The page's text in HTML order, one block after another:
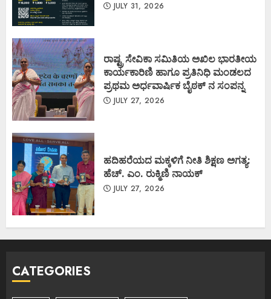
JULY 31, 2026
ರಾಷ್ಟ್ರ ಸೇವಿಕಾ ಸಮಿತಿಯ ಅಖಿಲ ಭಾರತೀಯ
ಕಾರ್ಯಕಾರಿಣಿ ಹಾಗೂ ಪ್ರತಿನಿಧಿ ಮಂಡಲದ
ಪ್ರಥಮ ಅರ್ಧವಾರ್ಷಿಕ ಬೈಠಕ್ ನ ಸಂಪನ್ನ
JULY 27, 2026
ಹದಿಹರೆಯದ ಮಕ್ಕಳಿಗೆ ನೀತಿ ಶಿಕ್ಷಣ ಅಗತ್ಯ:
ಹೆಚ್. ಎಂ. ರುಕ್ಮಿಣಿ ನಾಯಕ್
JULY 27, 2026
CATEGORIES